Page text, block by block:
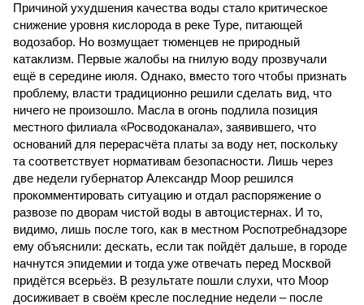
Причиной ухудшения качества воды стало критическое
снижение уровня кислорода в реке Туре, питающей
водозабор. Но возмущает тюменцев не природный
катаклизм. Первые жалобы на гнилую воду прозвучали
ещё в середине июля. Однако, вместо того чтобы признать
проблему, власти традиционно решили сделать вид, что
ничего не произошло. Масла в огонь подлила позиция
местного филиала «Росводоканала», заявившего, что
оснований для перерасчёта платы за воду нет, поскольку
та соответствует нормативам безопасности. Лишь через
две недели губернатор Александр Моор решился
прокомментировать ситуацию и отдал распоряжение о
развозе по дворам чистой воды в автоцистернах. И то,
видимо, лишь после того, как в местном Роспотребнадзоре
ему объяснили: дескать, если так пойдёт дальше, в городе
начнутся эпидемии и тогда уже отвечать перед Москвой
придётся всерьёз. В результате пошли слухи, что Моор
досиживает в своём кресле последние недели – после